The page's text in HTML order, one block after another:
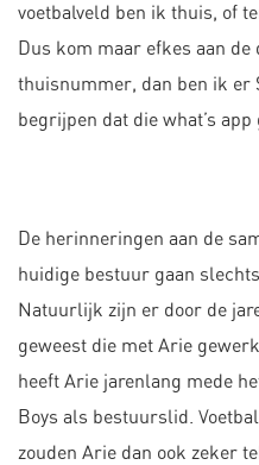
voetbalveld ben ik thuis, of
Dus kom maar efkes aan de
thuisnummer, dan ben ik er
begrijpen dat die what’s
De herinneringen aan de
huidige bestuur gaan
Natuurlijk zijn er door de
geweest die met Arie
heeft Arie jarenlang mede
Boys als bestuurslid.
zouden Arie dan ook zeker